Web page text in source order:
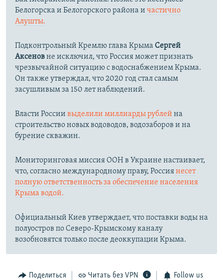
Белогорска и Белогорского района и частично
Алушты.
Подконтрольный Кремлю глава Крыма Сергей
Аксеновне исключил, что Россия может признать
чрезвычайной ситуацию с водоснабжением Крыма.
Он также утверждал, что 2020 год стал самым
засушливым за 150 лет наблюдений.​
Власти России выделили миллиарды рублей на
строительство новых водоводов, водозаборов и на
бурение скважин.
Мониторинговая миссия ООН в Украине настаивает,
что, согласно международному праву, Россиянесет
полную ответственность за обеспечение населения
Крыма водой.
Официальный Киев утверждает, что поставки воды на
полуостров по Северо-Крымскому каналу
возобновятся только после деоккупации Крыма.
Поделиться Читать без VPN Follow us